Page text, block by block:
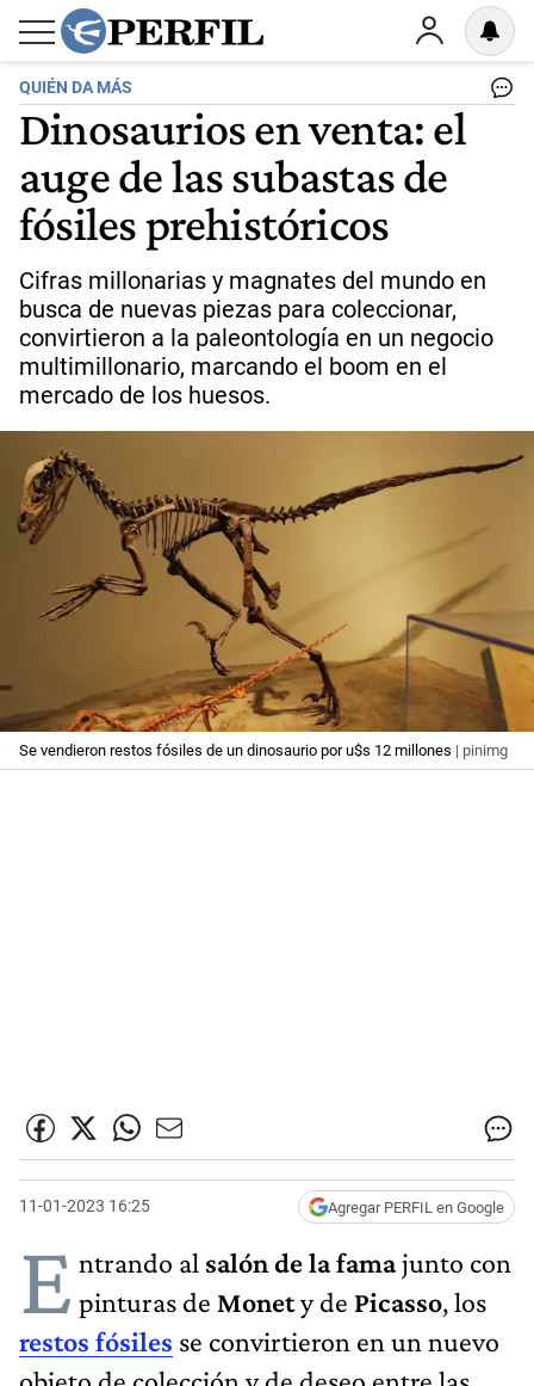
QUIÉN DA MÁS
Dinosaurios en venta: el
auge de las subastas de
fósiles prehistóricos
Cifras millonarias y magnates del mundo en
busca de nuevas piezas para coleccionar,
convirtieron a la paleontología en un negocio
multimillonario, marcando el boom en el
mercado de los huesos.
Se vendieron restos fósiles de un dinosaurio por u$s 12 millones | pinimg
11-01-2023 16:25 Agregar PERFIL en Google
E ntrando al salón de la famajunto con
pinturas de Monety de Picasso, los
restos fósiles se convirtieron en un nuevo